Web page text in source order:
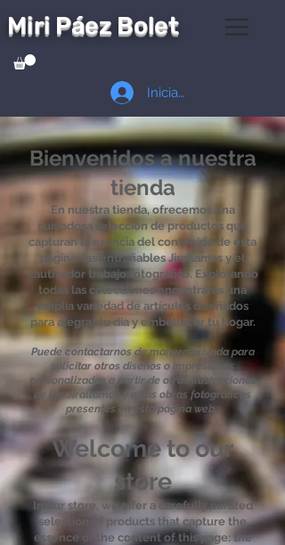
Miri Páez Bolet
Iniciar sesión
Bienvenidos a nuestra
tienda
En nuestra tienda, ofrecemos una
cuidadosa selección de productos que
capturan la esencia del contenido de esta
página: las entrañables Jirallamas y el
cautivador trabajo fotográfico. Explorando
todas las colecciones encontrarás una
amplia variedad de artículos diseñados
para alegrar tu día y embellecer tu hogar.
Puede contactarnos de manera privada para
solicitar otros diseños o impresiones
personalizadas a partir de otras ilustraciones
de las Jirallamas y otras obras fotográficas
presentes en esta página web.
Welcome to our
store
In our store, we offer a carefully curated
selection of products that capture the
essence of the content of this page: the